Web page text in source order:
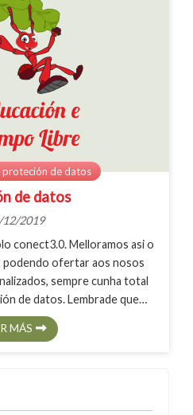
de datos
12/2019
de datos
conect3.0. Melloramos asi o
ofertar aos nosos
sempre cunha total
de datos. Lembrade que
a outras empresas. Os datos
a oferta dos servizos
MÁS